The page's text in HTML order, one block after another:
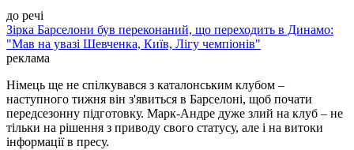
до речі
Зірка Барселони був переконаний, що переходить в Динамо:
"Мав на увазі Шевченка, Київ, Лігу чемпіонів"
реклама
Німець ще не спілкувався з каталонським клубом –
наступного тижня він з'явиться в Барселоні, щоб почати
передсезонну підготовку. Марк-Андре дуже злий на клуб – не
тільки на рішення з приводу свого статусу, але і на витоки
інформації в пресу.